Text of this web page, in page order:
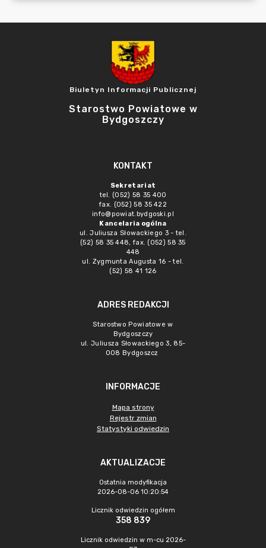
Biuletyn Informacji Publicznej
Starostwo Powiatowe w
Bydgoszczy
KONTAKT
Sekretariat
tel. (052) 58 35 400
fax. (052) 58 35 422
info@powiat.bydgoski.pl
Kancelaria ogólna
ul. Juliusza Słowackiego 3 - tel.
(52) 58 35 448, fax. (052) 58 35
448
ul. Zygmunta Augusta 16 - tel.
(52) 58 41 126
ADRES REDAKCJI
Starostwo Powiatowe w
Bydgoszczy
ul. Juliusza Słowackiego 3, 85-
008 Bydgoszcz
INFORMACJE
Mapa strony
Rejestr zmian
Statystyki odwiedzin
AKTUALIZACJE
Ostatnia modyfikacja
2026-08-06 10:20:54
Licznik odwiedzin ogółem
358 839
Licznik odwiedzin w m-cu 2026-